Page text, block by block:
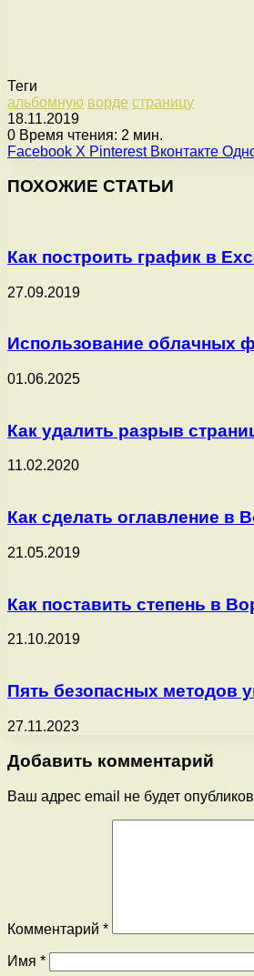
Теги
альбомную ворде страницу
18.11.2019
0 Время чтения: 2 мин.
Facebook X Pinterest Вконтакте
ПОХОЖИЕ СТАТЬИ
Как построить график в
27.09.2019
Использование облачных
01.06.2025
Как удалить разрыв
11.02.2020
Как сделать оглавление в
21.05.2019
Как поставить степень в
21.10.2019
Пять безопасных методов
27.11.2023
Добавить комментарий
Ваш адрес email не будет
Комментарий *
Имя *